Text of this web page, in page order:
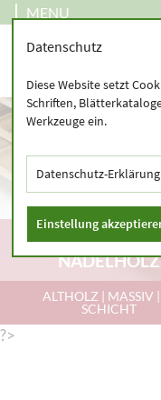
MENU
INNENAUSBAU
NADELHOLZ
ALTHOLZ | MASSIV
SCHICHT
?>
Datenschutz
Diese Website setzt
Schriften,
Werkzeuge ein.
Datenschutz-Erklärung
Einstellung